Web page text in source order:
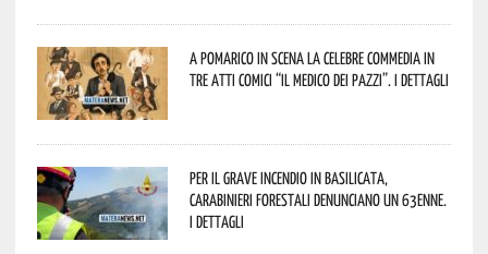
A Pomarico in scena la celebre commedia in
tre atti comici “Il medico dei pazzi”. I dettagli
Per il grave incendio in Basilicata,
Carabinieri forestali denunciano un 63enne.
I dettagli